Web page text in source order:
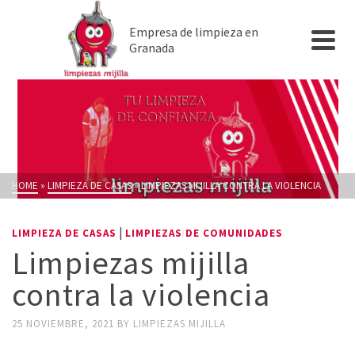
Empresa de limpieza en
Granada
HOME » LIMPIEZA DE CASAS»LIMPIEZAS MIJILLA CONTRA LA VIOLENCIA
LIMPIEZA DE CASAS | LIMPIEZAS DE COMUNIDADES
Limpiezas mijilla
contra la violencia
25 NOVIEMBRE, 2021 BY LIMPIEZAS MIJILLA